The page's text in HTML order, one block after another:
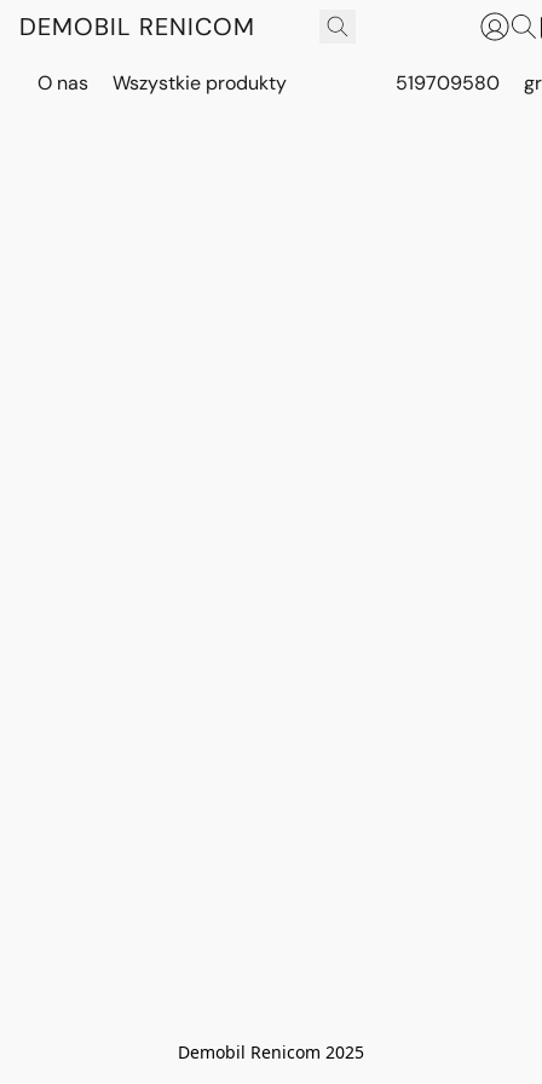
DEMOBIL RENICOM
O nas Wszystkie produkty 519709580
Demobil Renicom 2025